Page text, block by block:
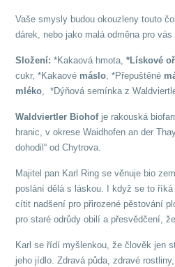
Vaše smysly budou okouzleny touto
dárek, nebo jako malá odměna pro vás
Složení: *Kakaová hmota,*Lískové
cukr, *Kakaové máslo, *Přepuštěné
mléko, *Dýňová semínka z
Waldviertler Biohofje rakouská
hranic, v okrese Waidhofen an der
dohodil“ od Chytrova.
Majitel pan Karl Ring se věnuje bio
poslání dělá s láskou. I když se to
cítit nadšení pro přirozené pěstování
pro staré odrůdy obilí a přesvědčení,
Karl se řídí myšlenkou, že člověk jen
jeho jídlo. Zdravá půda, zdravé